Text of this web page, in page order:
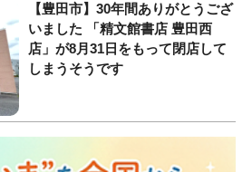
【豊田市】30年間ありがとうござ
いました 「精文館書店 豊田西
店」が8月31日をもって閉店して
しまうそうです